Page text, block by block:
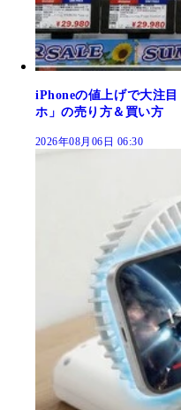
iPhoneの値上げで大注
ホ」の売り方＆買い方
2026年08月06日 06:30